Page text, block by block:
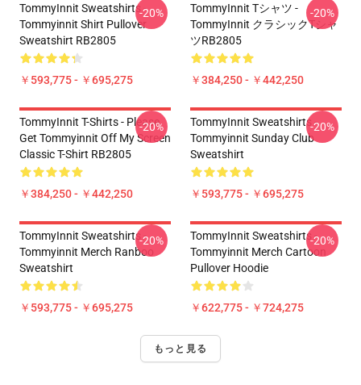
TommyInnit Sweatshirts -
Tommyinnit Shirt Pullover
Sweatshirt RB2805
￥593,775 - ￥695,275
-20%
TommyInnit Tシャツ -
TommyInnit クラシックTシャ
ツRB2805
￥384,250 - ￥442,250
-20%
TommyInnit T-Shirts - Please
Get Tommyinnit Off My Screen
Classic T-Shirt RB2805
￥384,250 - ￥442,250
-20%
TommyInnit Sweatshirts -
Tommyinnit Sunday Club
Sweatshirt
￥593,775 - ￥695,275
-20%
TommyInnit Sweatshirts -
Tommyinnit Merch Ranboo
Sweatshirt
￥593,775 - ￥695,275
-20%
TommyInnit Sweatshirts -
Tommyinnit Merch Cartoon
Pullover Hoodie
￥622,775 - ￥724,275
-20%
もっと見る